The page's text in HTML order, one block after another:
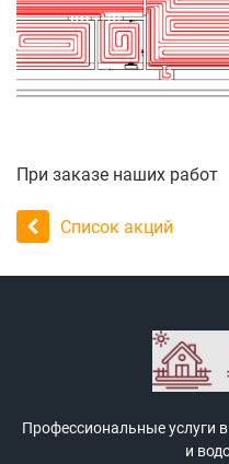
При заказе наших работ
Список акций
Профессиональные услуги
и